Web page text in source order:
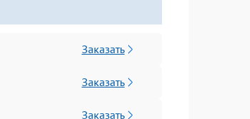
Заказать
Заказать
Заказать